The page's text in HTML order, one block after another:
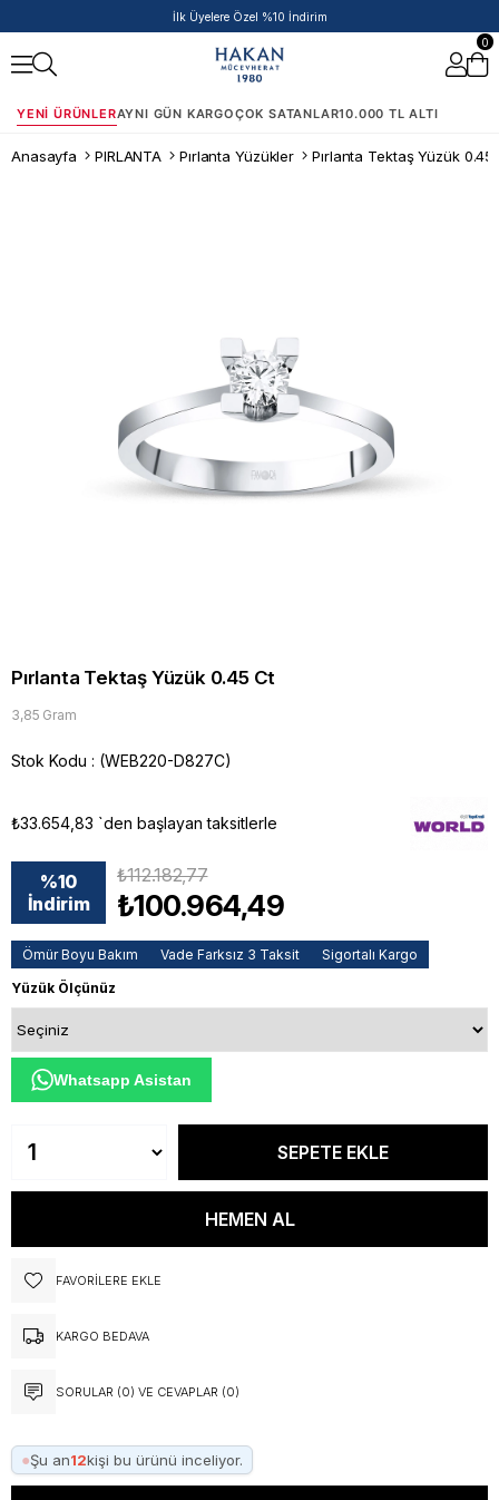
İlk Üyelere Özel %10 İndirim
0
YENI ÜRÜNLERAYNI GÜN KARGOÇOK SATANLAR10.000 TL ALTI
Anasayfa PIRLANTA Pırlanta Yüzükler Pırlanta Tektaş Yüzük 0.45
Pırlanta Tektaş Yüzük 0.45 Ct
3,85 Gram
Stok Kodu (WEB220-D827C)
₺33.654,83 `den başlayan taksitlerle
%10
İndirim
₺112.182,77
₺100.964,49
Ömür Boyu Bakım Vade Farksız 3 Taksit
Sigortalı Kargo
Yüzük Ölçünüz
Whatsapp Asistan
FAVORILERE EKLE
KARGO BEDAVA
SORULAR (0) VE CEVAPLAR (0)
●Şu an12kişi bu ürünü inceliyor.